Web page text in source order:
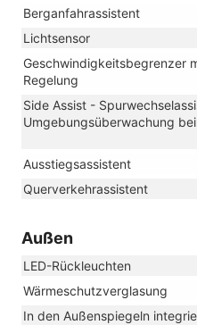
Berganfahrassistent
Lichtsensor
Geschwindigkeitsbegrenzer
Regelung
Side Assist -
Umgebungsüberwachung
Ausstiegsassistent
Querverkehrassistent
Außen
LED-Rückleuchten
Wärmeschutzverglasung
In den Außenspiegeln